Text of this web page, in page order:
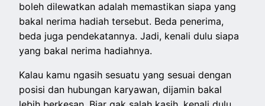
boleh dilewatkan adalah memastikan siapa yang
bakal nerima hadiah tersebut. Beda penerima,
beda juga pendekatannya. Jadi, kenali dulu siapa
yang bakal nerima hadiahnya.
Kalau kamu ngasih sesuatu yang sesuai dengan
posisi dan hubungan karyawan, dijamin bakal